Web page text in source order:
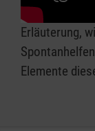
Erläuterung,
Elemente